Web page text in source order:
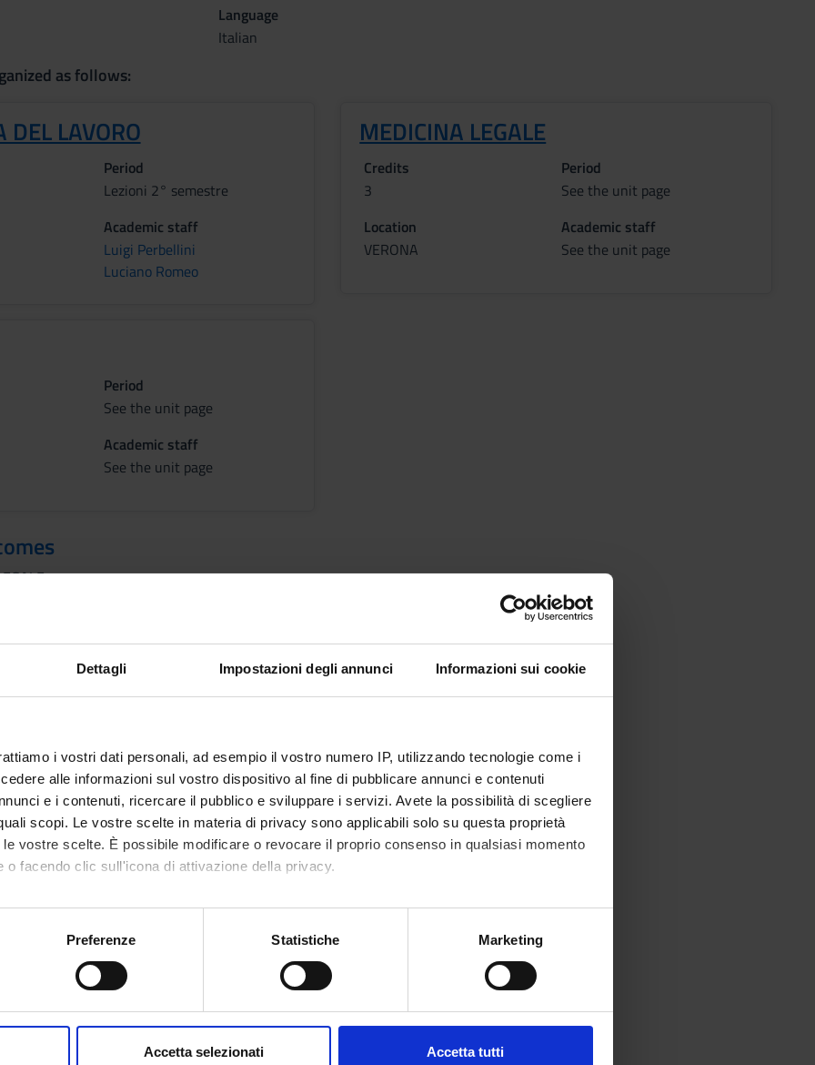
Dettagli Impostazioni degli annunci Informazioni sui cookie
i vostri dati personali, ad esempio il vostro numero IP, utilizzando tecnologie come i
alle informazioni sul vostro dispositivo al fine di pubblicare annunci e contenuti
e i contenuti, ricercare il pubblico e sviluppare i servizi. Avete la possibilità di scegliere
scopi. Le vostre scelte in materia di privacy sono applicabili solo su questa proprietà
vostre scelte. È possibile modificare o revocare il proprio consenso in qualsiasi momento
o facendo clic sull'icona di attivazione della privacy.
anche:
sulla tua posizione geografica, con un'approssimazione di qualche metro,
in qualsiasi momento dalla Dichiarazione sui cookie.
Preferenze Statistiche Marketing
Accetta selezionati Accetta tutti
Language
Italian
as follows:
DEL LAVORO
Period
Lezioni 2° semestre
Academic staff
Luigi Perbellini
Luciano Romeo
MEDICINA LEGALE
Credits
3
Period
See the unit page
Location
VERONA
Academic staff
See the unit page
Period
See the unit page
Academic staff
See the unit page
LAVORO